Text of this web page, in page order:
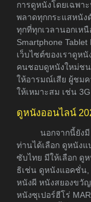
การดูหนังโดยเฉพา
พลาดทุกกระแสหนัง
ทุกที่ทุกเวลานอกเห
Smartphone
เว็บไซต์ของเราดูห
คนชอบดูหนังใหม่ชน
ให้อารมณ์เสีย ผู้ชมค
ให้เหมาะสม เช่น
ดูหนังออนไลน์
นอกจากนี้ยัง
ท่านได้เลือก ดูหนัง
ซับไทย มีให้เลือก ดู
ธิเช่น ดูหนังแอคชั่น,
หนังผี หนังสยองขวั
หนังซุเปอร์ฮีโร่